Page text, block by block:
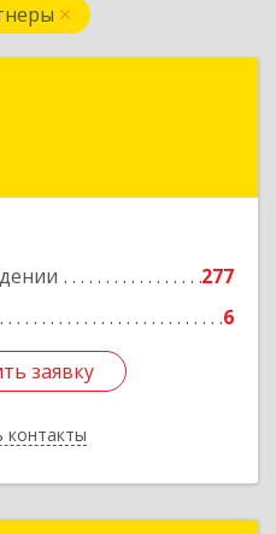
277
6
заявку
контакты
Курган г, М.Горького
заявку